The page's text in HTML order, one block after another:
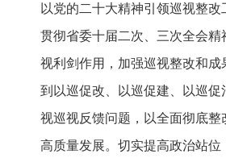
以党的二十大精神引领巡视整改
贯彻省委十届二次、三次全会精
视利剑作用，加强巡视整改和成
到以巡促改、以巡促建、以巡促
视巡视反馈问题，以全面彻底整
高质量发展。切实提高政治站位